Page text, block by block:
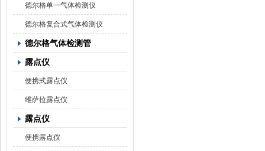
德尔格单一气体检测仪
德尔格复合式气体检测仪
德尔格气体检测管
露点仪
便携式露点仪
维萨拉露点仪
露点仪
便携露点仪